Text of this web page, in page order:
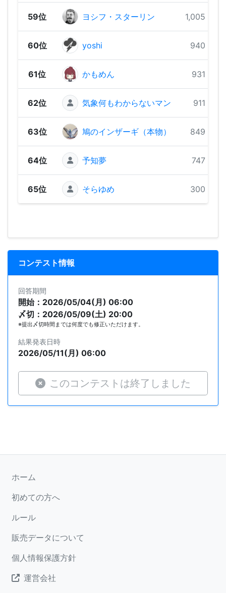
59位 ヨシフ・スターリン 1,005 pts
60位 yoshi 940 pts
61位 かもめん 931 pts
62位 気象何もわからないマン 911 pts
63位 鳩のインザーギ（本物） 849 pts
64位 予知夢 747 pts
65位 そらゆめ 300 pts
コンテスト情報
回答期間
開始：2026/05/04(月) 06:00
〆切：2026/05/09(土) 20:00
※提出〆切時間までは何度でも修正いただけます。
結果発表日時
2026/05/11(月) 06:00
このコンテストは終了しました
ホーム
初めての方へ
ルール
販売データについて
個人情報保護方針
運営会社